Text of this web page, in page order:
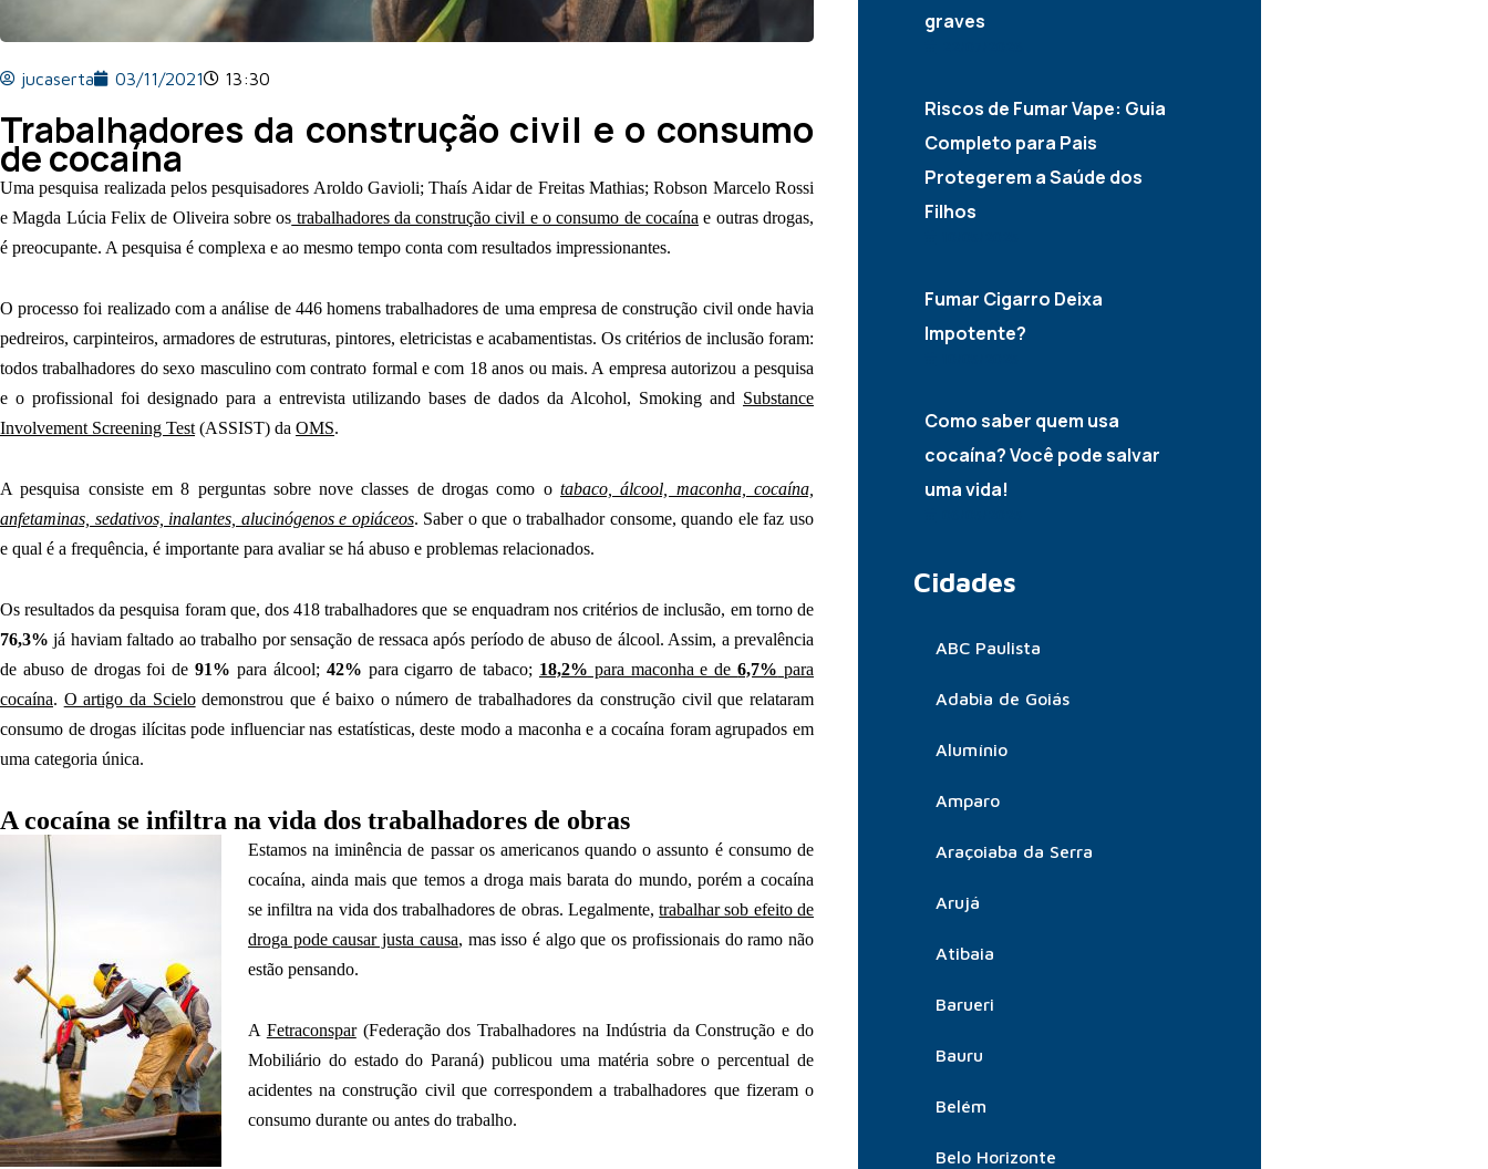
jucaserta 03/11/2021 13:30
Trabalhadores da construção civil e o consumo
de cocaína
Uma pesquisa realizada pelos pesquisadores Aroldo Gavioli; Thaís Aidar de Freitas Mathias; Robson Marcelo Rossi
e Magda Lúcia Felix de Oliveira sobre os trabalhadores da construção civil e o consumo de cocaína e outras drogas,
é preocupante. A pesquisa é complexa e ao mesmo tempo conta com resultados impressionantes.
O processo foi realizado com a análise de 446 homens trabalhadores de uma empresa de construção civil onde havia
pedreiros, carpinteiros, armadores de estruturas, pintores, eletricistas e acabamentistas. Os critérios de inclusão foram:
todos trabalhadores do sexo masculino com contrato formal e com 18 anos ou mais. A empresa autorizou a pesquisa
e o profissional foi designado para a entrevista utilizando bases de dados da Alcohol, Smoking and Substance
Involvement Screening Test (ASSIST) da OMS.
A pesquisa consiste em 8 perguntas sobre nove classes de drogas como otabaco, álcool, maconha, cocaína,
anfetaminas, sedativos, inalantes, alucinógenos e opiáceos. Saber o que o trabalhador consome, quando ele faz uso
e qual é a frequência, é importante para avaliar se há abuso e problemas relacionados.
Os resultados da pesquisa foram que, dos 418 trabalhadores que se enquadram nos critérios de inclusão, em torno de
76,3% já haviam faltado ao trabalho por sensação de ressaca após período de abuso de álcool. Assim, a prevalência
de abuso de drogas foi de91% para álcool; 42% para cigarro de tabaco; 18,2% para maconha e de6,7% para
cocaína. O artigo da Scielodemonstrou que é baixo o número de trabalhadores da construção civil que relataram
consumo de drogas ilícitas pode influenciar nas estatísticas, deste modo a maconha e a cocaína foram agrupados em
uma categoria única.
A cocaína se infiltra na vida dos trabalhadores de obras
Estamos na iminência de passar os americanos quando o assunto é consumo de
cocaína, ainda mais que temos a droga mais barata do mundo, porém a cocaína
se infiltra na vida dos trabalhadores de obras. Legalmente,trabalhar sob efeito de
droga pode causar justa causa, mas isso é algo que os profissionais do ramo não
estão pensando.
A Fetraconspar(Federação dos Trabalhadores na Indústria da Construção e do
Mobiliário do estado do Paraná) publicou uma matéria sobre o percentual de
acidentes na construção civil que correspondem a trabalhadores que fizeram o
consumo durante ou antes do trabalho.
graves
Riscos de Fumar Vape: Guia
Completo para Pais
Protegerem a Saúde dos
Filhos
Fumar Cigarro Deixa
Impotente?
Como saber quem usa
cocaína? Você pode salvar
uma vida!
Cidades
ABC Paulista
Adabia de Goiás
Alumínio
Amparo
Araçoiaba da Serra
Arujá
Atibaia
Barueri
Bauru
Belém
Belo Horizonte